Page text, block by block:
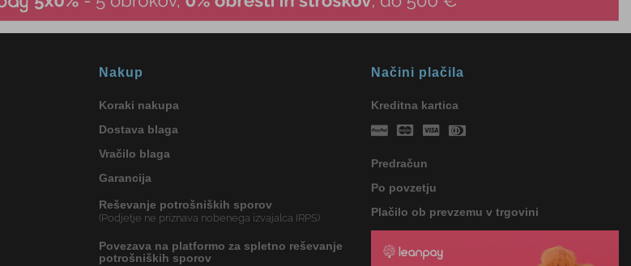
Nakup
Koraki nakupa
Dostava blaga
Vračilo blaga
Garancija
Reševanje potrošniških sporov
(Podjetje ne priznava nobenega izvajalca IRPS)
Povezava na platformo za spletno reševanje
potrošniških sporov
Načini plačila
Kreditna kartica
Predračun
Po povzetju
Plačilo ob prevzemu v trgovini